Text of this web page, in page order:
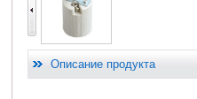
Описание продукта